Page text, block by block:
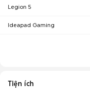
Legion 5
Ideapad Gaming
Tiện ích